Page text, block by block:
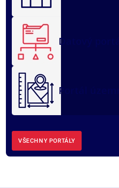
Datový
Portál
VŠECHNY PORTÁLY